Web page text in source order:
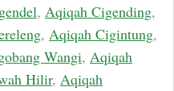
, Aqiqah Cigending,
, Aqiqah Cigintung,
Wangi, Aqiqah
Hilir, Aqiqah